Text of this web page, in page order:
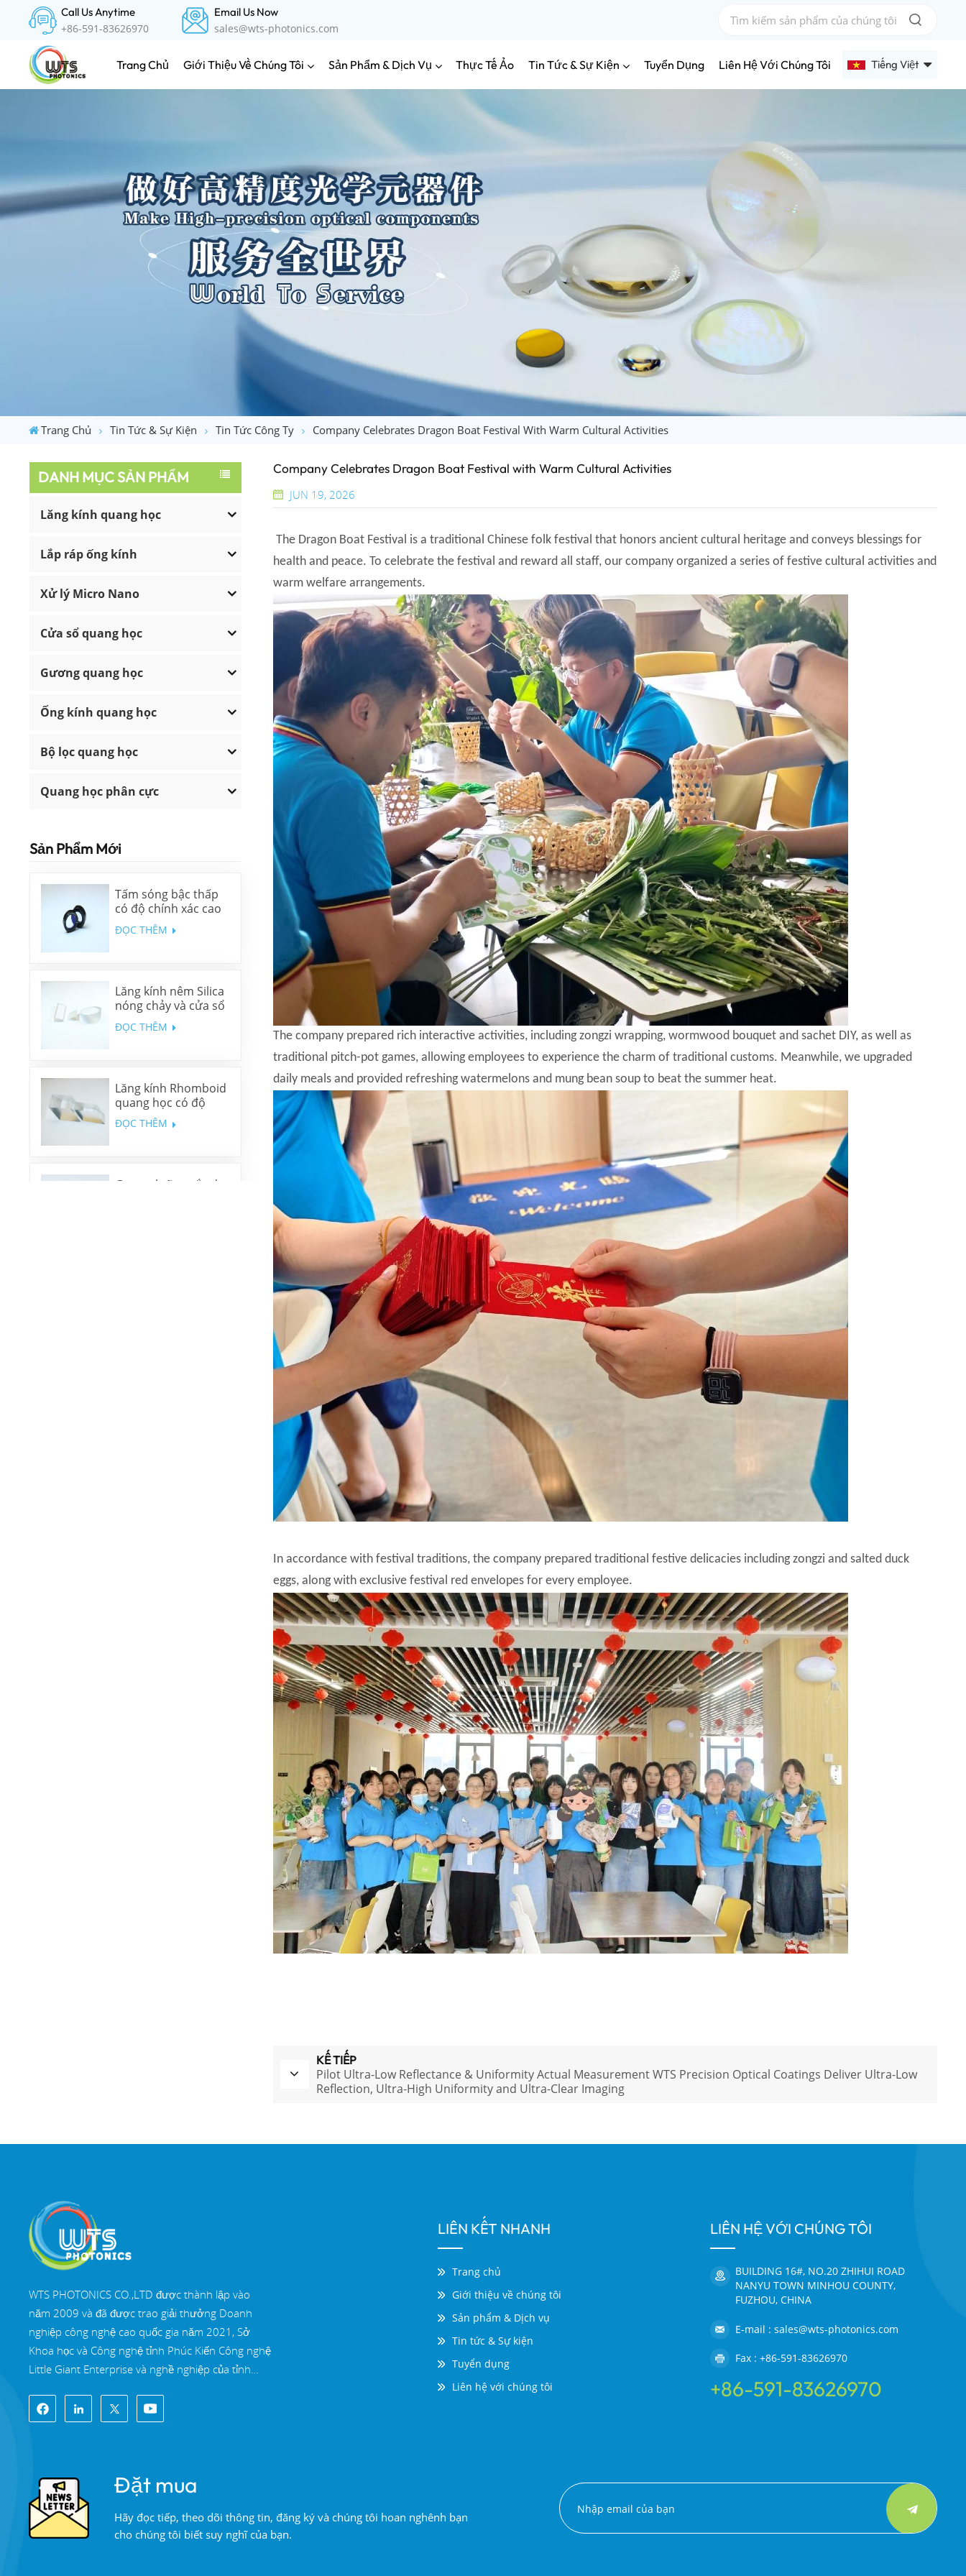
Call Us Anytime
+86-591-83626970
Email Us Now
sales@wts-photonics.com
Trang Chủ Giới Thiệu Về Chúng Tôi Sản Phẩm & Dịch Vụ Thực Tế Ảo Tin Tức & Sự Kiện Tuyển Dụng Liên Hệ Với Chúng Tôi Tiếng Việt
中文
Trang Chủ Tin Tức & Sự Kiện Tin Tức Công Ty Company Celebrates Dragon Boat Festival With Warm Cultural Activities
DANH MỤC SẢN PHẨM
Lăng kính quang học
Lắp ráp ống kính
Xử lý Micro Nano
Cửa sổ quang học
Gương quang học
Ống kính quang học
Bộ lọc quang học
Quang học phân cực
Sản Phẩm Mới
Tấm sóng bậc thấp
có độ chính xác cao
ĐỌC THÊM
Lăng kính nêm Silica
nóng chảy và cửa sổ
nêm N-BK7
ĐỌC THÊM
Lăng kính Rhomboid
quang học có độ
chính xác cao
ĐỌC THÊM
Gương lưỡng sắc đa
Company Celebrates Dragon Boat Festival with Warm Cultural Activities
JUN 19, 2026
The Dragon Boat Festival is a traditional Chinese folk festival that honors ancient cultural heritage and conveys blessings for
health and peace. To celebrate the festival and reward all staff, our company organized a series of festive cultural activities and
warm welfare arrangements.
The company prepared rich interactive activities, including zongzi wrapping, wormwood bouquet and sachet DIY, as well as
traditional pitch-pot games, allowing employees to experience the charm of traditional customs. Meanwhile, we upgraded
daily meals and provided refreshing watermelons and mung bean soup to beat the summer heat.
In accordance with festival traditions, the company prepared traditional festive delicacies including zongzi and salted duck
eggs, along with exclusive festival red envelopes for every employee.
KẾ TIẾP
Pilot Ultra-Low Reflectance & Uniformity Actual Measurement WTS Precision Optical Coatings Deliver Ultra-Low
Reflection, Ultra-High Uniformity and Ultra-Clear Imaging
WTS PHOTONICS CO.,LTD được thành lập vào
năm 2009 và đã được trao giải thưởng Doanh
nghiệp công nghệ cao quốc gia năm 2021, Sở
Khoa học và Công nghệ tỉnh Phúc Kiến Công nghệ
Little Giant Enterprise và nghề nghiệp của tỉnh
hóa-đổi mới vào năm 2022. WTS định vị tại Thành
phố ven biển Đông Nam xinh đẹp, Phúc Châu,
chuẩn, một nhóm của đội ngũ kỹ thuật lành nghề
và một hệ thống xử lý quang học hoàn chỉnh, hệ
thống sơn phủ, hệ thống lắp ráp và hệ thống kiểm
soát chất lượng. WTS cung cấp khách hàng với
LIÊN KẾT NHANH
Trang chủ
Giới thiệu về chúng tôi
Sản phẩm & Dịch vụ
Tin tức & Sự kiện
Tuyển dụng
Liên hệ với chúng tôi
LIÊN HỆ VỚI CHÚNG TÔI
BUILDING 16#, NO.20 ZHIHUI ROAD
NANYU TOWN MINHOU COUNTY,
FUZHOU, CHINA
E-mail : sales@wts-photonics.com
Fax : +86-591-83626970
+86-591-83626970
Đặt mua
Hãy đọc tiếp, theo dõi thông tin, đăng ký và chúng tôi hoan nghênh bạn
cho chúng tôi biết suy nghĩ của bạn.